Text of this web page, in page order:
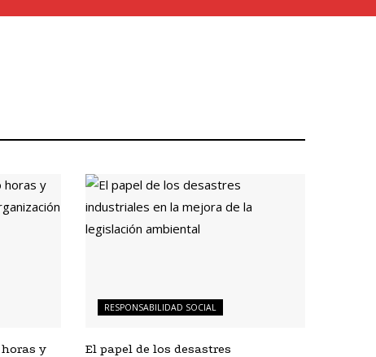
y
RESPONSABILIDAD SOCIAL
El papel de los desastres